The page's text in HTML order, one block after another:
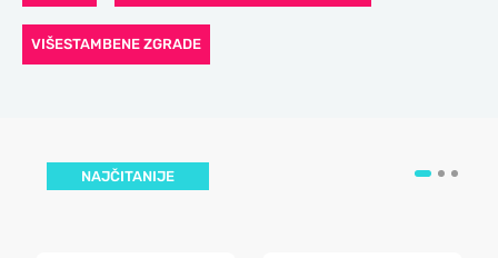
VIŠESTAMBENE ZGRADE
NAJČITANIJE